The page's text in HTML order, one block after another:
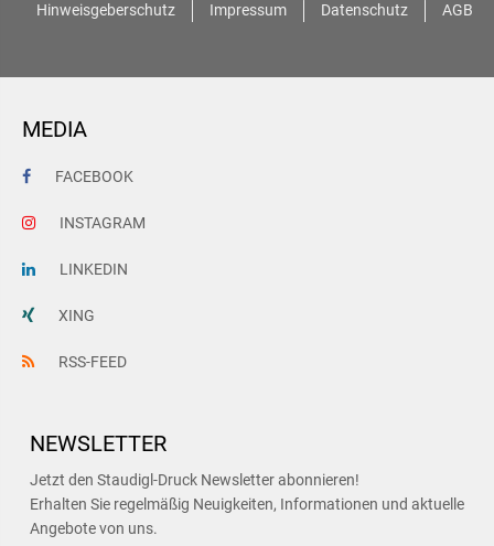
Hinweisgeberschutz Impressum Datenschutz AGB
MEDIA
FACEBOOK
INSTAGRAM
LINKEDIN
XING
RSS-FEED
NEWSLETTER
Jetzt den Staudigl-Druck Newsletter abonnieren!
Erhalten Sie regelmäßig Neuigkeiten, Informationen und aktuelle
Angebote von uns.